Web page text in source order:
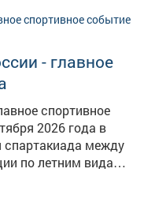
чьи победы
для области, но
и выдающихся
- главное
спортивное
спартакиада между
по летним видам
которые
со всей России.